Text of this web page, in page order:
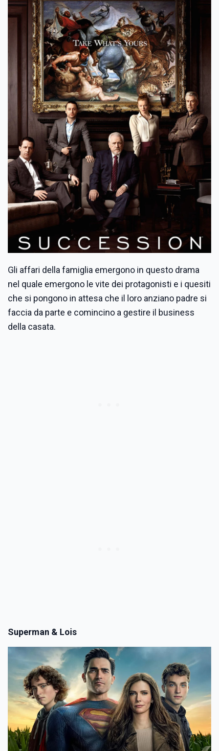
Gli affari della famiglia emergono in questo drama
nel quale emergono le vite dei protagonisti e i quesiti
che si pongono in attesa che il loro anziano padre si
faccia da parte e comincino a gestire il business
della casata.
Superman & Lois